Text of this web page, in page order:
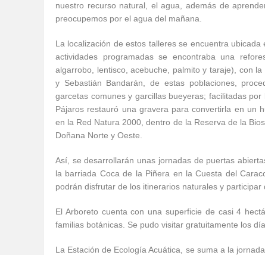
nuestro recurso natural, el agua, además de
preocupemos por el agua del mañana.
La localización de estos talleres se encuentra
actividades programadas se encontraba una
algarrobo, lentisco, acebuche, palmito y taraje), con
y Sebastián Bandarán, de estas poblaciones,
garcetas comunes y garcillas bueyeras; facilitadas
Pájaros restauró una gravera para convertirla en un
en la Red Natura 2000, dentro de la Reserva de la
Doñana Norte y Oeste.
Así, se desarrollarán unas jornadas de puertas
la barriada Coca de la Piñera en la Cuesta del
podrán disfrutar de los itinerarios naturales y participar
El Arboreto cuenta con una superficie de casi 4
familias botánicas. Se pudo visitar gratuitamente los
La Estación de Ecología Acuática, se suma a la